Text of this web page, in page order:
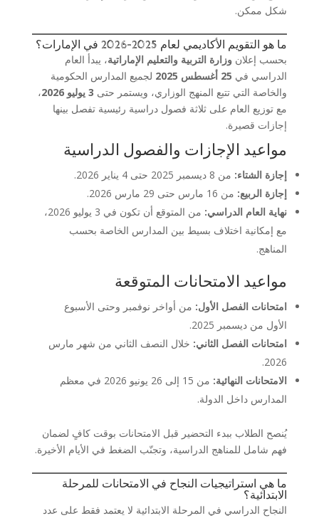
شكل ممكن.
ما هو التقويم الأكاديمي لعام 2025–2026 في الإمارات؟
بحسب إعلان وزارة التربية والتعليم الإماراتية، يبدأ العام
الدراسي في 25 أغسطس 2025
لجميع المدارس الحكومية
والخاصة التي تتبع المنهج الوزاري، ويستمر حتى 3 يوليو 2026
،
مع توزيع العام على ثلاثة فصول دراسية رئيسية تفصل بينها
إجازات قصيرة.
مواعيد الإجازات والفصول الدراسية
إجازة الشتاء: من 8 ديسمبر 2025 حتى 4 يناير 2026.
إجازة الربيع: من 16 مارس حتى 29 مارس 2026.
نهاية العام الدراسي:
من المتوقع أن تكون في 3 يوليو 2026،
مع إمكانية اختلاف بسيط بين المدارس الخاصة بحسب
المناهج.
مواعيد الامتحانات المتوقعة
امتحانات الفصل الأول: من أواخر نوفمبر وحتى الأسبوع
الأول من ديسمبر 2025.
امتحانات الفصل الثاني: خلال النصف الثاني من شهر مارس
2026.
الامتحانات النهائية:
من 15 إلى 26 يونيو 2026 في معظم
المدارس داخل الدولة.
يُنصح الطلاب ببدء التحضير قبل الامتحانات بوقت كافٍ لضمان
فهم شامل للمناهج الدراسية، وتجنّب الضغط في الأيام الأخيرة.
ما هي استراتيجيات النجاح في الامتحانات للمرحلة
الابتدائية؟
النجاح الدراسي في المرحلة الابتدائية لا يعتمد فقط على عدد